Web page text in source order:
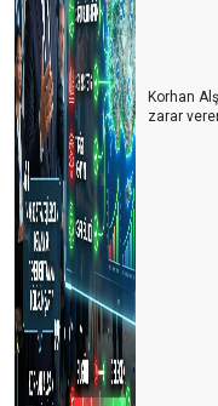
Korhan
zarar